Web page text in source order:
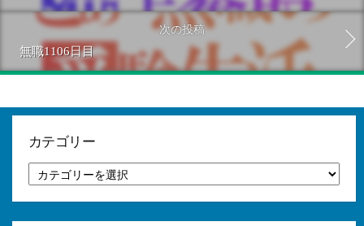
次の投稿
無職1106日目
カテゴリー
テ
ゴ